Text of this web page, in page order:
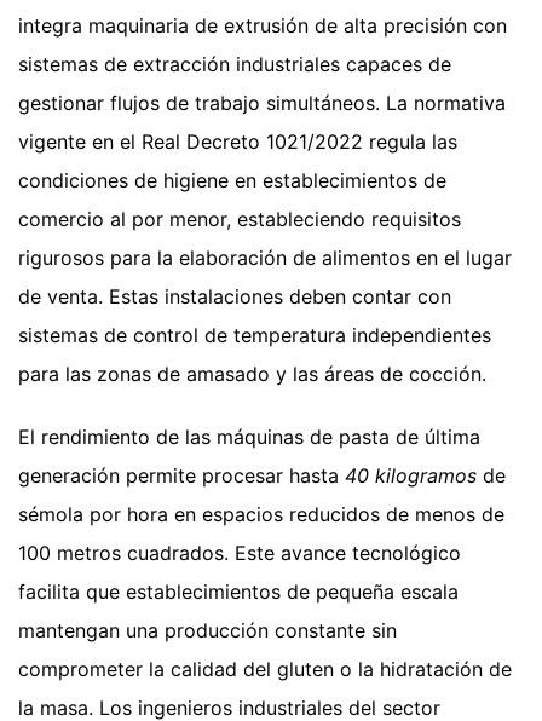
integra maquinaria de extrusión de alta precisión con
sistemas de extracción industriales capaces de
gestionar flujos de trabajo simultáneos. La normativa
vigente en el Real Decreto 1021/2022 regula las
condiciones de higiene en establecimientos de
comercio al por menor, estableciendo requisitos
rigurosos para la elaboración de alimentos en el lugar
de venta. Estas instalaciones deben contar con
sistemas de control de temperatura independientes
para las zonas de amasado y las áreas de cocción.
El rendimiento de las máquinas de pasta de última
generación permite procesar hasta 40 kilogramos de
sémola por hora en espacios reducidos de menos de
100 metros cuadrados. Este avance tecnológico
facilita que establecimientos de pequeña escala
mantengan una producción constante sin
comprometer la calidad del gluten o la hidratación de
la masa. Los ingenieros industriales del sector